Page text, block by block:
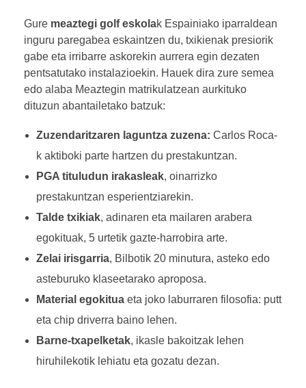
Gure meaztegi golf eskolak Espainiako iparraldean
inguru paregabea eskaintzen du, txikienak presiorik
gabe eta irribarre askorekin aurrera egin dezaten
pentsatutako instalazioekin. Hauek dira zure semea
edo alaba Meaztegin matrikulatzean aurkituko
dituzun abantailetako batzuk:
Zuzendaritzaren laguntza zuzena: Carlos Roca-
k aktiboki parte hartzen du prestakuntzan.
PGA tituludun irakasleak, oinarrizko
prestakuntzan esperientziarekin.
Talde txikiak, adinaren eta mailaren arabera
egokituak, 5 urtetik gazte-harrobira arte.
Zelai irisgarria, Bilbotik 20 minutura, asteko edo
asteburuko klaseetarako aproposa.
Material egokituaeta joko laburraren filosofia: putt
eta chip driverra baino lehen.
Barne-txapelketak, ikasle bakoitzak lehen
hiruhilekotik lehiatu eta gozatu dezan.